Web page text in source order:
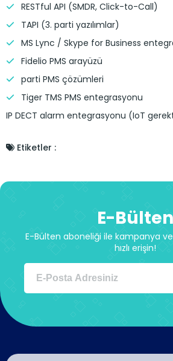
RESTful API (SMDR, Click-to-Call)
TAPI (3. parti yazılımlar)
MS Lync / Skype for Business
Fidelio PMS arayüzü
parti PMS çözümleri
Tiger TMS PMS entegrasyonu
IP DECT alarm entegrasyonu (IoT
Etiketler :
E-Bülten
E-Bülten aboneliği ile kampanya
hızlı erişin!